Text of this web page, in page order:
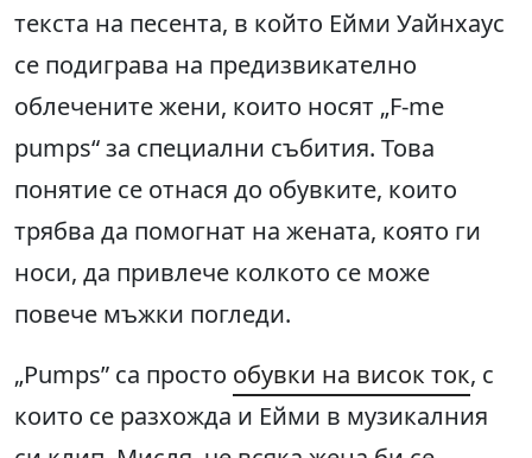
текста на песента, в който Ейми Уайнхаус
се подиграва на предизвикателно
облечените жени, които носят „F-me
pumps“ за специални събития. Това
понятие се отнася до обувките, които
трябва да помогнат на жената, която ги
носи, да привлече колкото се може
повече мъжки погледи.
„Pumps” са просто обувки на висок ток, с
които се разхожда и Ейми в музикалния